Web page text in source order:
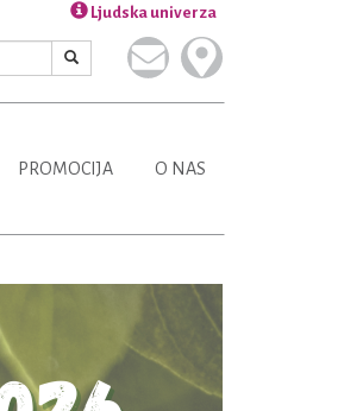
Ljudska univerza
PROMOCIJA O NAS